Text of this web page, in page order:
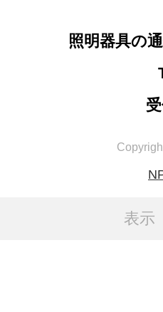
照明器具の
表示